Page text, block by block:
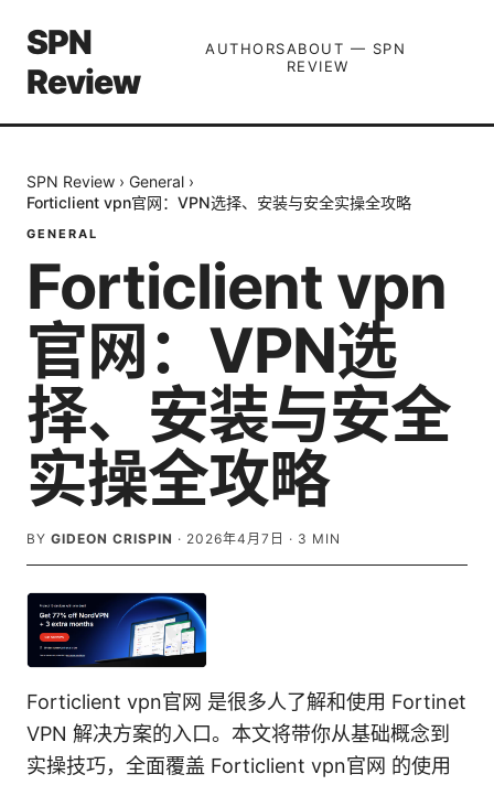
SPN
Review
AUTHORSABOUT — SPN
REVIEW
SPN Review › General ›
Forticlient vpn官网：VPN选择、安装与安全实操全攻略
GENERAL
Forticlient vpn
官网：VPN选
择、安装与安全
实操全攻略
BY GIDEON CRISPIN · 2026年4月7日 · 3 MIN
Forticlient vpn官网 是很多人了解和使用 Fortinet
VPN 解决方案的入口。本文将带你从基础概念到
实操技巧，全面覆盖 Forticlient vpn官网 的使用